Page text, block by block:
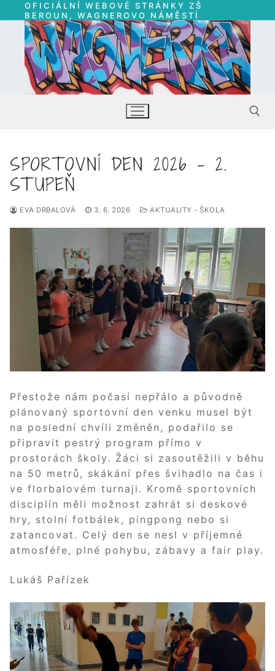
Přeskočit
na
obsah
OFICIÁLNÍ WEBOVÉ STRÁNKY ZŠ
BEROUN, WAGNEROVO NÁMĚSTÍ
Hledat:
SPORTOVNÍ DEN 2026 – 2.
STUPEŇ
EVA DRBALOVÁ 3. 6. 2026 AKTUALITY - ŠKOLA
Přestože nám počasí nepřálo a původně
plánovaný sportovní den venku musel být
na poslední chvíli změněn, podařilo se
připravit pestrý program přímo v
prostorách školy. Žáci si zasoutěžili v běhu
na 50 metrů, skákání přes švihadlo na čas i
ve florbalovém turnaji. Kromě sportovních
disciplín měli možnost zahrát si deskové
hry, stolní fotbálek, pingpong nebo si
zatancovat. Celý den se nesl v příjemné
atmosféře, plné pohybu, zábavy a fair play.
Lukáš Pařízek